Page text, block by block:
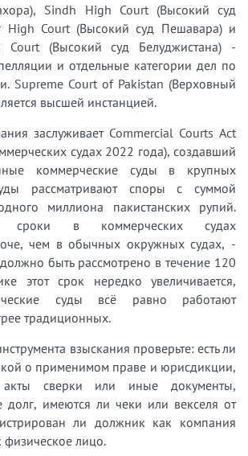
Sindh High Court (Высокий суд
High Court (Высокий суд Пешавара) и
Court (Высокий суд Белуджистана) -
и отдельные категории дел по
Supreme Court of Pakistan (Верховный
высшей инстанцией.
заслуживает Commercial Courts Act
судах 2022 года), создавший
коммерческие суды в крупных
рассматривают споры с суммой
миллиона пакистанских рупий.
сроки в коммерческих судах
чем в обычных окружных судах, -
быть рассмотрено в течение 120
этот срок нередко увеличивается,
суды всё равно работают
традиционных.
взыскания проверьте: есть ли
о применимом праве и юрисдикции,
сверки или иные документы,
имеются ли чеки или векселя от
ли должник как компания
физическое лицо.